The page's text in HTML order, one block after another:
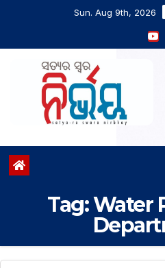
Sun. Aug 9th, 2026
Tag:Water